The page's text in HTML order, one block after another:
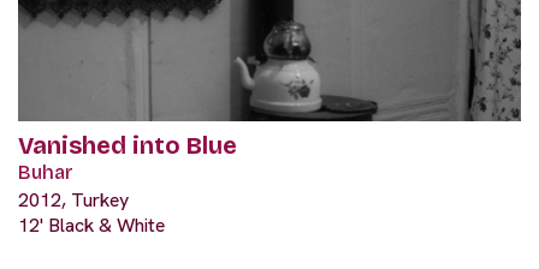
Vanished into Blue
Buhar
2012, Turkey
12' Black & White